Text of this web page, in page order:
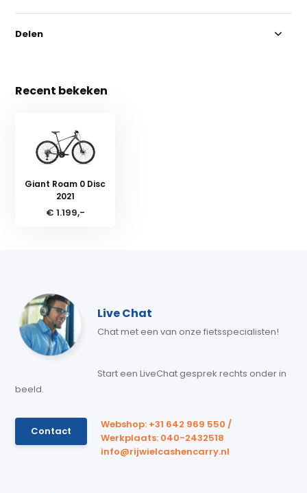
Delen
Recent bekeken
Giant Roam 0 Disc
2021
€ 1.199,-
Live Chat
Chat met een van onze fietsspecialisten!
Start een LiveChat gesprek rechts onder in
beeld.
Contact
Webshop: +31 642 969 550 /
Werkplaats: 040-2432518
info@rijwielcashencarry.nl